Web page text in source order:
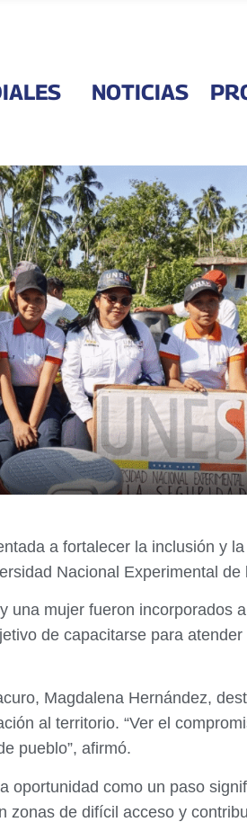
NOTICIAS
a fortalecer la inclusión y
Nacional Experimental
una mujer fueron
de capacitarse para
Magdalena Hernández,
al territorio. “Ver el
pueblo”, afirmó.
oportunidad como un paso
zonas de difícil acceso y